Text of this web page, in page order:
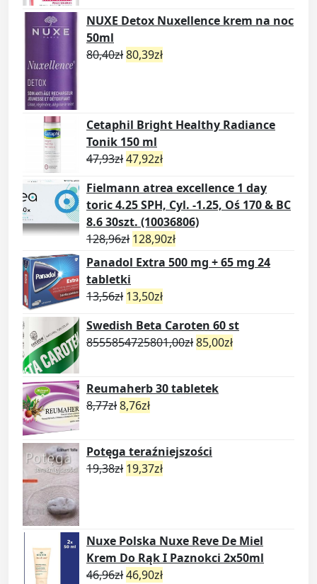
NUXE Detox Nuxellence krem na noc
50ml
80,40zł80,39zł
Cetaphil Bright Healthy Radiance
Tonik 150 ml
47,93zł47,92zł
Fielmann atrea excellence 1 day
toric 4.25 SPH, Cyl. -1.25, Oś 170 & BC
8.6 30szt. (10036806)
128,96zł 128,90zł
Panadol Extra 500 mg + 65 mg 24
tabletki
13,56zł 13,50zł
Swedish Beta Caroten 60 st
8555854725801,00zł85,00zł
Reumaherb 30 tabletek
8,77zł8,76zł
Potęga teraźniejszości
19,38zł 19,37zł
Nuxe Polska Nuxe Reve De Miel
Krem Do Rąk I Paznokci 2x50ml
46,96zł46,90zł